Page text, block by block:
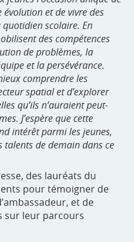
et de vivre des
scolaire. En
des compétences
de problèmes, la
et la persévérance.
comprendre les
spatial et d’explorer
qu’ils n’auraient peut-
J’espère que cette
intérêt parmi les jeunes,
talents de demain dans ce
des lauréats du
pour témoigner de
et de
sur leur parcours